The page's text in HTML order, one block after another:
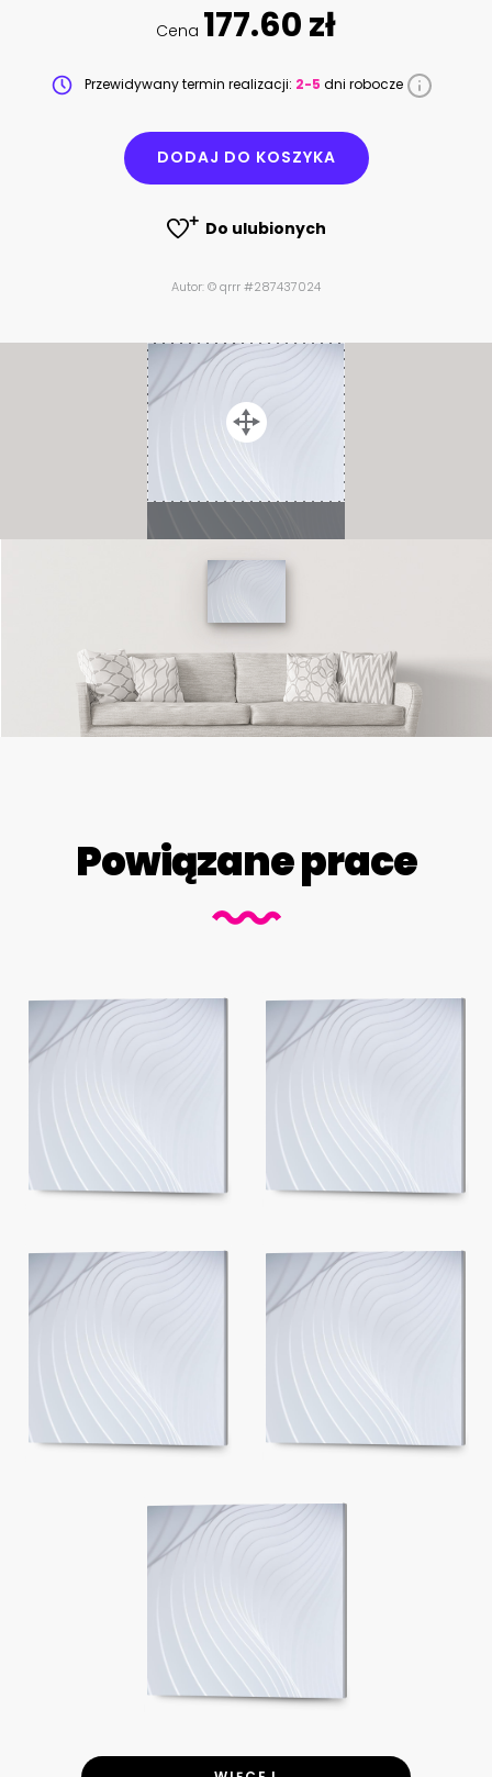
Cena 177.60 zł
Przewidywany termin realizacji: 2-5 dni robocze
DODAJ DO KOSZYKA
Do ulubionych
Autor: © qrrr #287437024
Powiązane prace